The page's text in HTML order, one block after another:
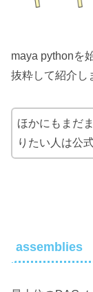
maya pythonを
抜粋して紹介し
ほかにもまだ
りたい人は公
assemblies